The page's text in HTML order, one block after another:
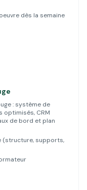
dès la semaine
: système de
CRM
de bord et plan
(structure, supports,